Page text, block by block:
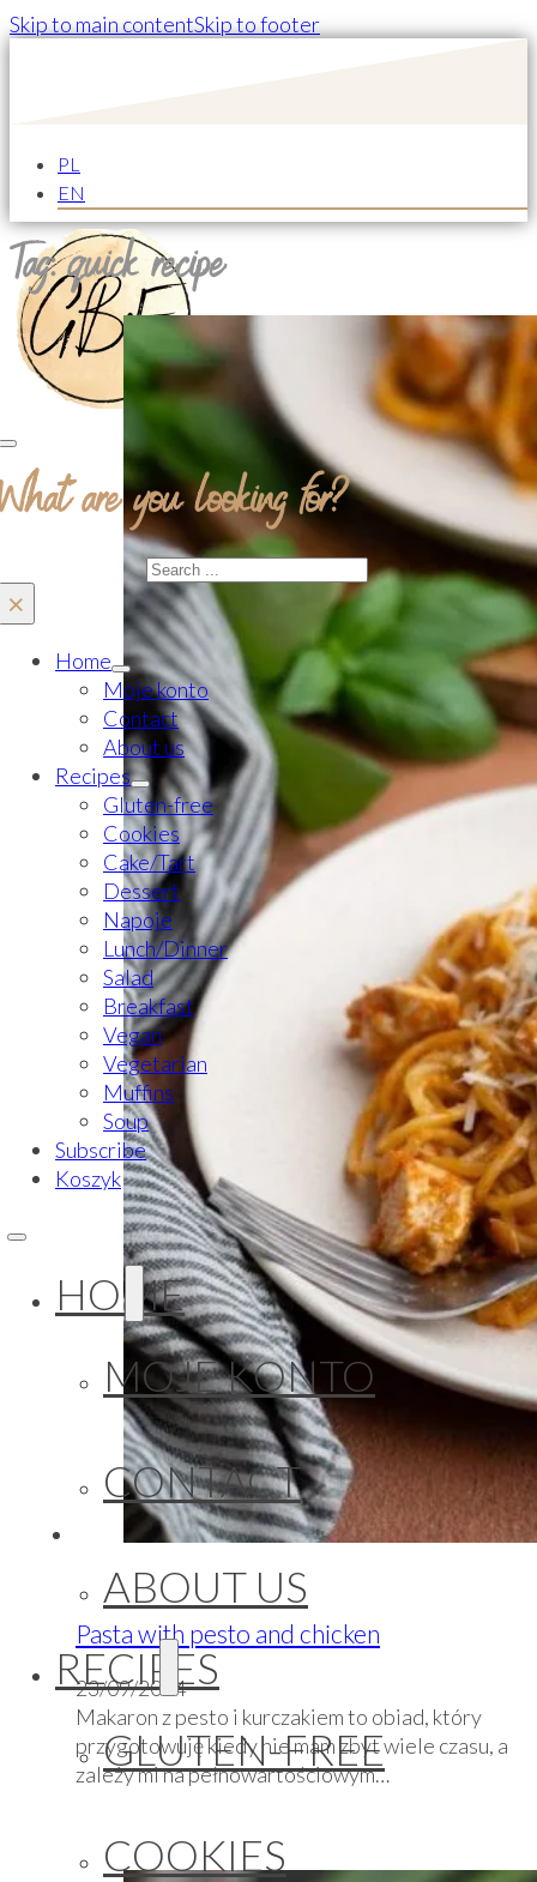
Skip to main contentSkip to footer
PL
EN
are you looking for?
×
Home
Moje konto
Contact
About us
Recipes
Gluten-free
Cookies
Cake/Tart
Dessert
Napoje
Lunch/Dinner
Salad
Breakfast
Vegan
Vegetarian
Muffins
Soup
Subscribe
Koszyk
HOME
MOJE KONTO
CONTACT
ABOUT US
RECIPES
GLUTEN-FREE
COOKIES
Tag:quick recipe
Pasta with pesto and chicken
23/09/2024
Makaron z pesto i kurczakiem to obiad, który
przygotowuję kiedy nie mam zbyt wiele czasu, a
zależy mi na pełnowartościowym…